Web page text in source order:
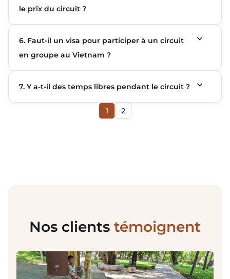
le prix du circuit ?
6. Faut-il un visa pour participer à un circuit
en groupe au Vietnam ?
7. Y a-t-il des temps libres pendant le circuit ?
1 2
Nos clients témoignent